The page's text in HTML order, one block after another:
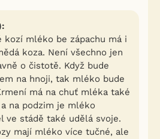
kozí mléko be zápachu má i
koza. Není všechno jen
o čistotě. Když bude
na hnoji, tak mléko bude
má na chuť mléka také
na podzim je mléko
ve stádě také udělá svoje.
mají mléko více tučné, ale